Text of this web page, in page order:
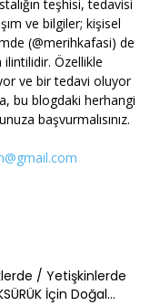
teşhisi, tedavisi
ve bilgiler; kişisel
(@merihkafasi) de
Özellikle
ve bir tedavi oluyor
bu blogdaki herhangi
başvurmalısınız.
/ Yetişkinlerde
İçin Doğal...